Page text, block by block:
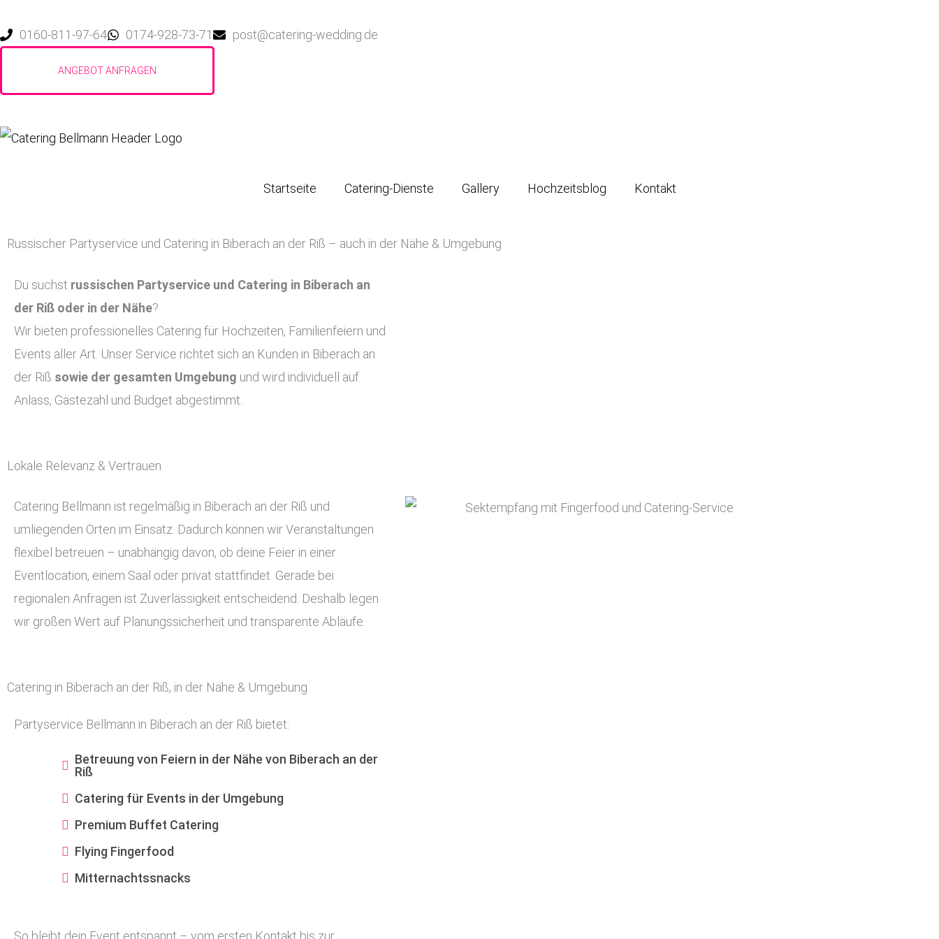
Inhalt0160-811-97-64 0174-928-73-71 post@catering-wedding.de
Startseite Catering-Dienste Gallery Hochzeitsblog Kontakt
Russischer Partyservice und Catering in Biberach an der Riß – auch in der Nähe & Umgebung
Du suchst russischen Partyservice und Catering in Biberach an
der Riß oder in der Nähe?
Wir bieten professionelles Catering für Hochzeiten, Familienfeiern und
Events aller Art. Unser Service richtet sich an Kunden in Biberach an
der Riß sowie der gesamten Umgebung und wird individuell auf
Anlass, Gästezahl und Budget abgestimmt.
Lokale Relevanz & Vertrauen
Catering Bellmann ist regelmäßig in Biberach an der Riß und
umliegenden Orten im Einsatz. Dadurch können wir Veranstaltungen
flexibel betreuen – unabhängig davon, ob deine Feier in einer
Eventlocation, einem Saal oder privat stattfindet. Gerade bei
regionalen Anfragen ist Zuverlässigkeit entscheidend. Deshalb legen
wir großen Wert auf Planungssicherheit und transparente Abläufe.
Catering in Biberach an der Riß, in der Nähe & Umgebung
Partyservice Bellmann in Biberach an der Riß bietet:
Betreuung von Feiern in der Nähe von Biberach an der
Riß
Catering für Events in der Umgebung
Premium Buffet Catering
Flying Fingerfood
Mitternachtssnacks
So bleibt dein Event entspannt – vom ersten Kontakt bis zur